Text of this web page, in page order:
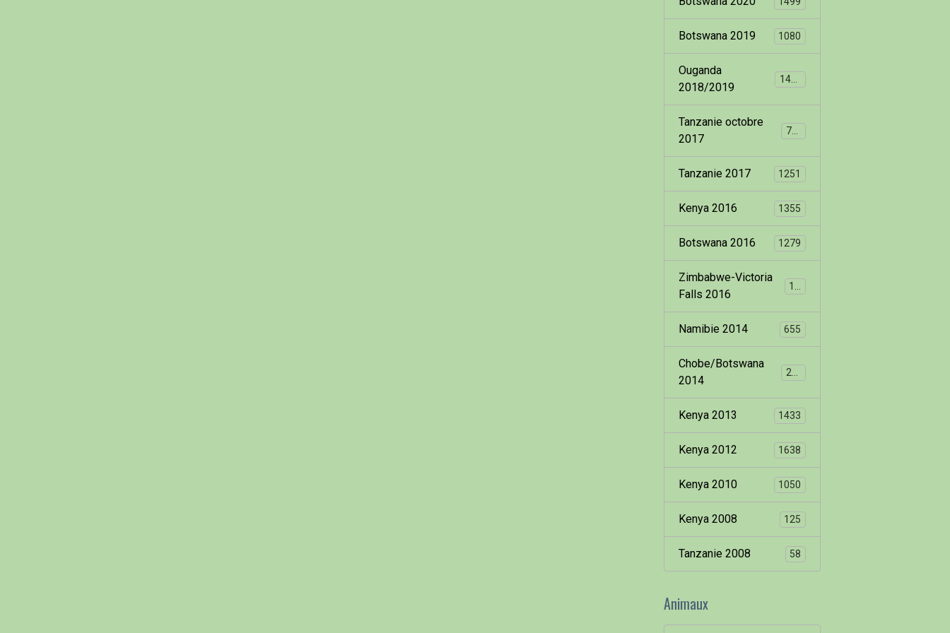
Botswana 2019 1080
Ouganda
2018/2019
Tanzanie octobre
2017
799
Tanzanie 2017 1251
Kenya 2016 1355
Botswana 2016 1279
Zimbabwe-Victoria
Falls 2016
Namibie 2014 655
Chobe/Botswana
2014
Kenya 2013 1433
Kenya 2012 1638
Kenya 2010 1050
Kenya 2008 125
Tanzanie 2008 58
Animaux